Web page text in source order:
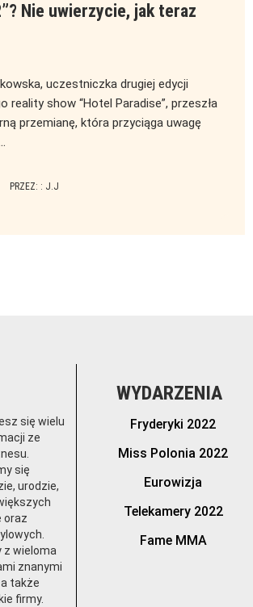
Nie uwierzycie, jak teraz
uczestniczka drugiej edycji
reality show “Hotel Paradise”, przeszła
przemianę, która przyciąga uwagę
PRZEZ: : J.J
się wielu
ze
się
urodzie,
oraz
z wieloma
znanymi
także
firmy.
WYDARZENIA
Fryderyki 2022
Miss Polonia 2022
Eurowizja
Telekamery 2022
Fame MMA